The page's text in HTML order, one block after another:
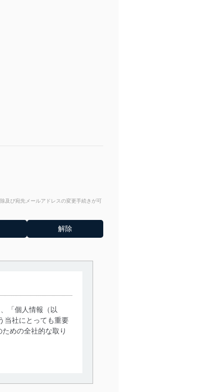
及び宛先メールアドレスの変更手続きが可
「個人情報（以
当社にとっても重要
めの全社的な取り
の達成に必要な範